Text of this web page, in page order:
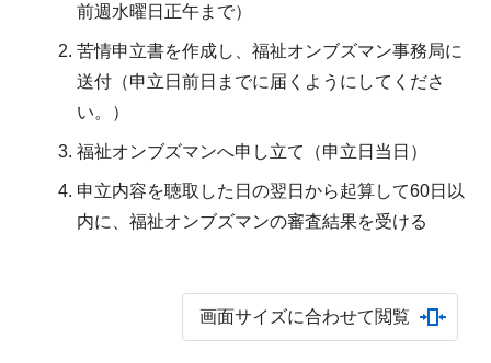
前週水曜日正午まで）
苦情申立書を作成し、福祉オンブズマン事務局に
送付（申立日前日までに届くようにしてくださ
い。）
福祉オンブズマンへ申し立て（申立日当日）
申立内容を聴取した日の翌日から起算して60日以
内に、福祉オンブズマンの審査結果を受ける
画面サイズに合わせて閲覧